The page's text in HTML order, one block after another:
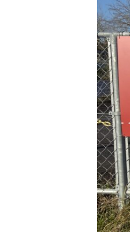
新
し
く
し
ま
し
た